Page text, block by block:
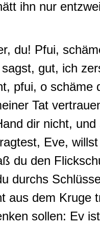
ihn nur
du! Pfui,
gut, ich
pfui, o schäme
Tat
dir nicht,
Eve,
du den
durchs
aus dem Kruge
sollen: Ev